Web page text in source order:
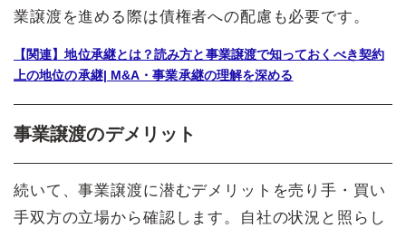
業譲渡を進める際は債権者への配慮も必要です。
【関連】地位承継とは？読み方と事業譲渡で知っておくべき契約
上の地位の承継| M&A・事業承継の理解を深める
事業譲渡のデメリット
続いて、事業譲渡に潜むデメリットを売り手・買い
手双方の立場から確認します。自社の状況と照らし